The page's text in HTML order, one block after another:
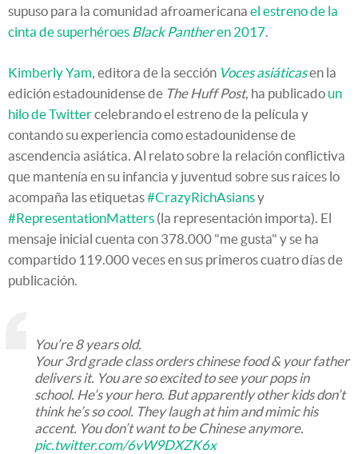
supuso para la comunidad afroamericana el estreno de la
cinta de superhéroes Black Pantheren 2017.
Kimberly Yam, editora de la sección Voces asiáticasen la
edición estadounidense de The Huff Post, ha publicado un
hilo de Twittercelebrando el estreno de la película y
contando su experiencia como estadounidense de
ascendencia asiática. Al relato sobre la relación conflictiva
que mantenía en su infancia y juventud sobre sus raíces lo
acompaña las etiquetas#CrazyRichAsiansy
#RepresentationMatters (la representación importa). El
mensaje inicial cuenta con 378.000 "me gusta" y se ha
compartido 119.000 veces en sus primeros cuatro días de
publicación.
You’re 8 years old.
Your 3rd grade class orders chinese food & your father
delivers it. You are so excited to see your pops in
school. He’s your hero. But apparently other kids don’t
think he’s so cool. They laugh at him and mimic his
accent. You don’t want to be Chinese anymore.
pic.twitter.com/6vW9DXZK6x